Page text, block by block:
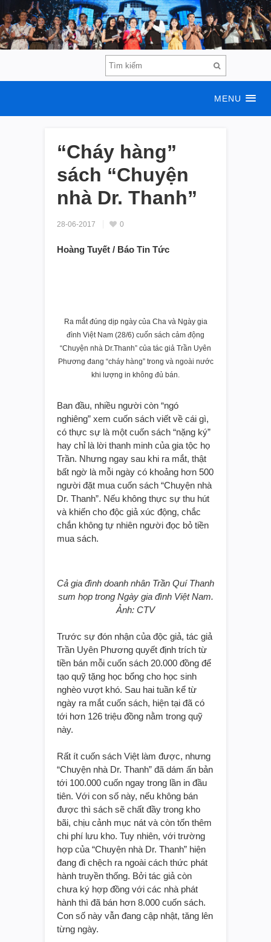
MENU
“Cháy hàng”
sách “Chuyện
nhà Dr. Thanh”
28-06-2017 0
Hoàng Tuyết / Báo Tin Tức
Ra mắt đúng dịp ngày của Cha và Ngày gia
đình Việt Nam (28/6) cuốn sách cảm động
“Chuyện nhà Dr.Thanh” của tác giả Trần Uyên
Phương đang “cháy hàng” trong và ngoài nước
khi lượng in không đủ bán.
Ban đầu, nhiều người còn “ngó
nghiêng” xem cuốn sách viết về cái gì,
có thực sự là một cuốn sách “nặng ký”
hay chỉ là lời thanh minh của gia tộc họ
Trần. Nhưng ngay sau khi ra mắt, thật
bất ngờ là mỗi ngày có khoảng hơn 500
người đặt mua cuốn sách “Chuyện nhà
Dr. Thanh”. Nếu không thực sự thu hút
và khiến cho độc giả xúc động, chắc
chắn không tự nhiên người đọc bỏ tiền
mua sách.
Cả gia đình doanh nhân Trần Quí Thanh
sum họp trong Ngày gia đình Việt Nam.
Ảnh: CTV
Trước sự đón nhận của độc giả, tác giả
Trần Uyên Phương quyết định trích từ
tiền bán mỗi cuốn sách 20.000 đồng để
tạo quỹ tặng học bổng cho học sinh
nghèo vượt khó. Sau hai tuần kể từ
ngày ra mắt cuốn sách, hiện tại đã có
tới hơn 126 triệu đồng nằm trong quỹ
này.
Rất ít cuốn sách Việt làm được, nhưng
“Chuyện nhà Dr. Thanh” đã dám ấn bản
tới 100.000 cuốn ngay trong lần in đầu
tiên. Với con số này, nếu không bán
được thì sách sẽ chất đầy trong kho
bãi, chịu cảnh mục nát và còn tốn thêm
chi phí lưu kho. Tuy nhiên, với trường
hợp của “Chuyện nhà Dr. Thanh” hiện
đang đi chệch ra ngoài cách thức phát
hành truyền thống. Bởi tác giả còn
chưa ký hợp đồng với các nhà phát
hành thì đã bán hơn 8.000 cuốn sách.
Con số này vẫn đang cập nhật, tăng lên
từng ngày.